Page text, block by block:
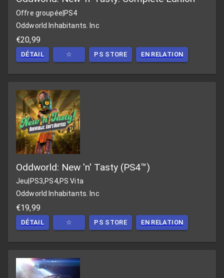
Offre groupée PS4
Oddworld Inhabitants. Inc
€20,99
DÉTAIL ☆ PS STORE EN RELATION
Oddworld: New 'n' Tasty (PS4™)
Jeu PS3,PS4,PS Vita
Oddworld Inhabitants. Inc
€19,99
DÉTAIL ☆ PS STORE EN RELATION